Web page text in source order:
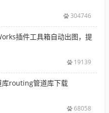
304746
插件工具箱自动出图，提
19139
routing管道库下载
68058